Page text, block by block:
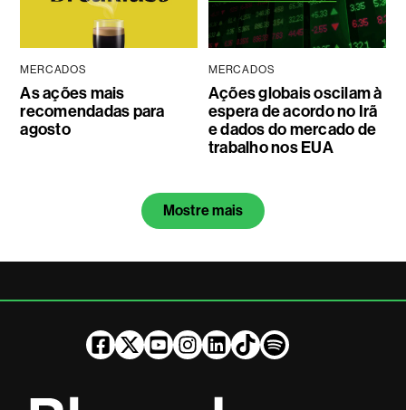
MERCADOS
As ações mais
recomendadas para
agosto
MERCADOS
Ações globais oscilam à
espera de acordo no Irã
e dados do mercado de
trabalho nos EUA
Mostre mais